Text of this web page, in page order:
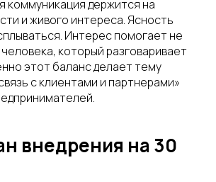
коммуникация держится на
и живого интереса. Ясность
Интерес помогает не
который разговаривает
этот баланс делает тему
с клиентами и партнерами»
внедрения на 30